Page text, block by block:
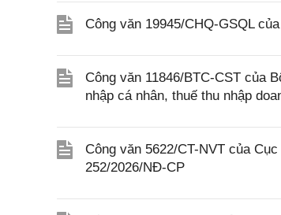
Công văn 19945/CHQ-GSQL
Công văn 11846/BTC-CST của
nhập cá nhân, thuế thu nhập
Công văn 5622/CT-NVT của
252/2026/NĐ-CP